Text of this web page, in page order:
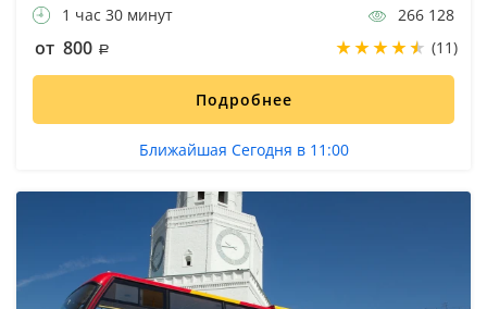
1 час 30 минут
266 128
от 800 (11)
Подробнее
Ближайшая Сегодня в 11:00